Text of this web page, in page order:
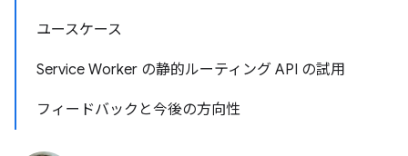
ユースケース
Service Worker の静的ルーティング API の試用
フィードバックと今後の方向性